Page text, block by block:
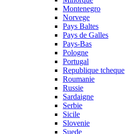
Montenegro
Norvege
Pays Baltes
Pays de Galles
Pays-Bas
Pologne
Portugal
Republique tcheque
Roumanie
Russie
Sardaigne
Serbie
Sicile
Slovenie
Suede